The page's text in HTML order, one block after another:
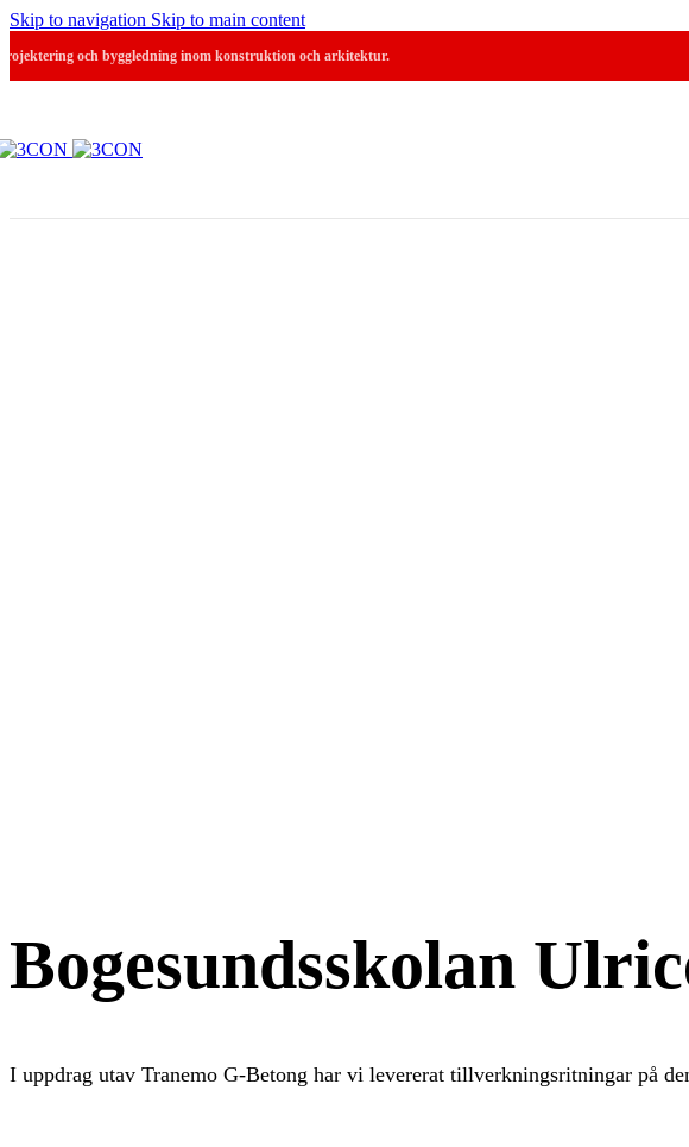
Skip to navigation Skip to main content
och byggledning inom konstruktion och arkitektur.
Bogesundsskolan
I uppdrag utav Tranemo G-Betong har vi levererat tillverkningsritningar på